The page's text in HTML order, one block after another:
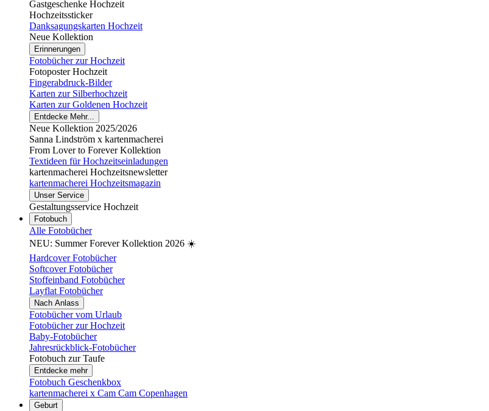
Gastgeschenke Hochzeit
Hochzeitssticker
Danksagungskarten Hochzeit
Neue Kollektion
Erinnerungen
Fotobücher zur Hochzeit
Fotoposter Hochzeit
Fingerabdruck-Bilder
Karten zur Silberhochzeit
Karten zur Goldenen Hochzeit
Entdecke Mehr...
Neue Kollektion 2025/2026
Sanna Lindström x kartenmacherei
From Lover to Forever Kollektion
Textideen für Hochzeitseinladungen
kartenmacherei Hochzeitsnewsletter
kartenmacherei Hochzeitsmagazin
Unser Service
Gestaltungsservice Hochzeit
Fotobuch
Alle Fotobücher
NEU: Summer Forever Kollektion 2026 ☀️
Hardcover Fotobücher
Softcover Fotobücher
Stoffeinband Fotobücher
Layflat Fotobücher
Nach Anlass
Fotobücher vom Urlaub
Fotobücher zur Hochzeit
Baby-Fotobücher
Jahresrückblick-Fotobücher
Fotobuch zur Taufe
Entdecke mehr
Fotobuch Geschenkbox
kartenmacherei x Cam Cam Copenhagen
Geburt